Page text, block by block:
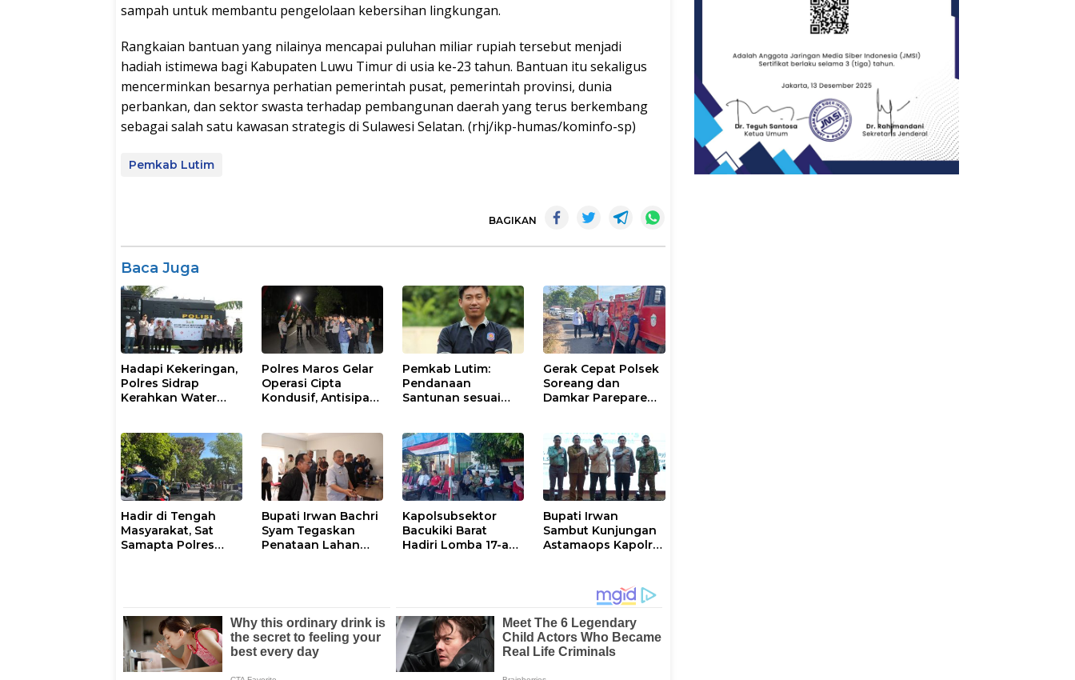
sampah untuk membantu pengelolaan kebersihan lingkungan.
Rangkaian bantuan yang nilainya mencapai puluhan miliar rupiah tersebut menjadi
hadiah istimewa bagi Kabupaten Luwu Timur di usia ke-23 tahun. Bantuan itu sekaligus
mencerminkan besarnya perhatian pemerintah pusat, pemerintah provinsi, dunia
perbankan, dan sektor swasta terhadap pembangunan daerah yang terus berkembang
sebagai salah satu kawasan strategis di Sulawesi Selatan. (rhj/ikp-humas/kominfo-sp)
Pemkab Lutim
BAGIKAN
Baca Juga
Hadapi Kekeringan,
Polres Sidrap
Kerahkan Water
Polres Maros Gelar
Operasi Cipta
Kondusif, Antisipasi
Masyarakat
Pemkab Lutim:
Pendanaan
Santunan sesuai
Gerak Cepat Polsek
Soreang dan
Damkar Parepare
Hadir di Tengah
Masyarakat, Sat
Samapta Polres
Bupati Irwan Bachri
Syam Tegaskan
Penataan Lahan
Kapolsubsektor
Bacukiki Barat
Hadiri Lomba 17-an
Bupati Irwan
Sambut Kunjungan
Astamaops Kapolri
Luwu Timur